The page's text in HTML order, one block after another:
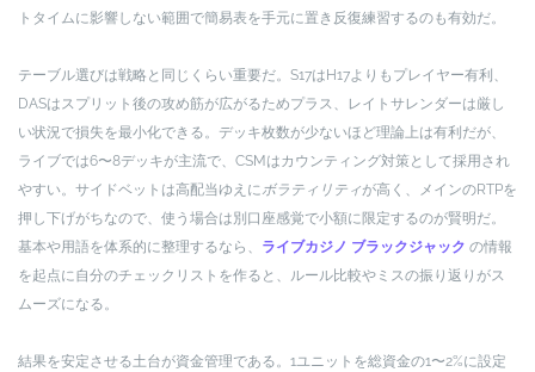
トタイムに影響しない範囲で簡易表を手元に置き反復練習するのも有効だ。
テーブル選びは戦略と同じくらい重要だ。S17はH17よりもプレイヤー有利、
DASはスプリット後の攻め筋が広がるためプラス、レイトサレンダーは厳し
い状況で損失を最小化できる。デッキ枚数が少ないほど理論上は有利だが、
ライブでは6〜8デッキが主流で、CSMはカウンティング対策として採用され
やすい。サイドベットは高配当ゆえにボラティリティが高く、メインのRTPを
押し下げがちなので、使う場合は別口座感覚で小額に限定するのが賢明だ。
基本や用語を体系的に整理するなら、 ライブカジノ ブラックジャック の情報
を起点に自分のチェックリストを作ると、ルール比較やミスの振り返りがス
ムーズになる。
結果を安定させる土台が資金管理である。1ユニットを総資金の1〜2%に設定